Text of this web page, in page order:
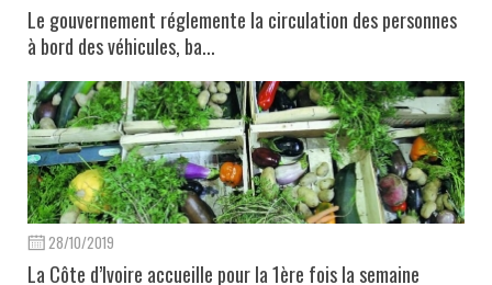
Le gouvernement réglemente la circulation des personnes
à bord des véhicules, ba...
28/10/2019
La Côte d’Ivoire accueille pour la 1ère fois la semaine